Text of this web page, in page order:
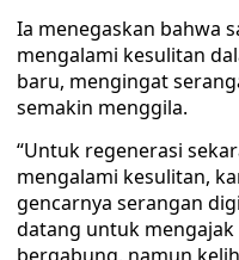
Ia menegaskan bahwa
mengalami kesulitan
baru, mengingat
semakin menggila.
“Untuk regenerasi
mengalami kesulitan,
gencarnya serangan
datang untuk